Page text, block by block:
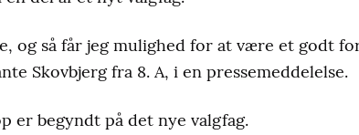
og så får jeg mulighed for at være et godt
Skovbjerg fra 8. A, i en pressemeddelelse.
er begyndt på det nye valgfag.